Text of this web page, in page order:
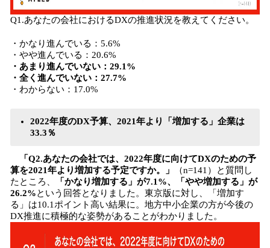
Q1.あなたの会社におけるDXの推進状況を教えてください。
・かなり進んでいる：5.6%
・やや進んでいる：20.6%
・あまり進んでいない：29.1%
・全く進んでいない：27.7%
・わからない：17.0%
2022年度のDX予算、2021年より「増加する」企業は
33.3％
「Q2.あなたの会社では、2022年度に向けてDXのための予
算を2021年より増加する予定ですか。」
（n=141）と質問し
たところ、
「かなり増加する」が7.1%、「やや増加する」が
26.2%という回答となりました。東京版に対し、「増加す
る」は10.1ポイント高い結果に。地方中小企業の方が今後の
DX推進に積極的な姿勢があることがわかりました。